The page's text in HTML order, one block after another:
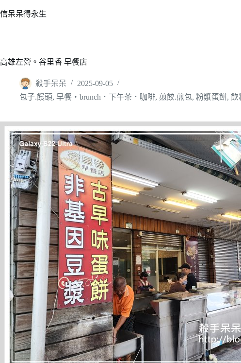
至
容
信呆呆得永生
高雄左營。谷里香 早餐店
殺手呆呆
2025-09-05
包子.饅頭, 早餐‧brunch．下午茶．咖啡, 煎餃.煎包, 粉漿蛋餅, 飲